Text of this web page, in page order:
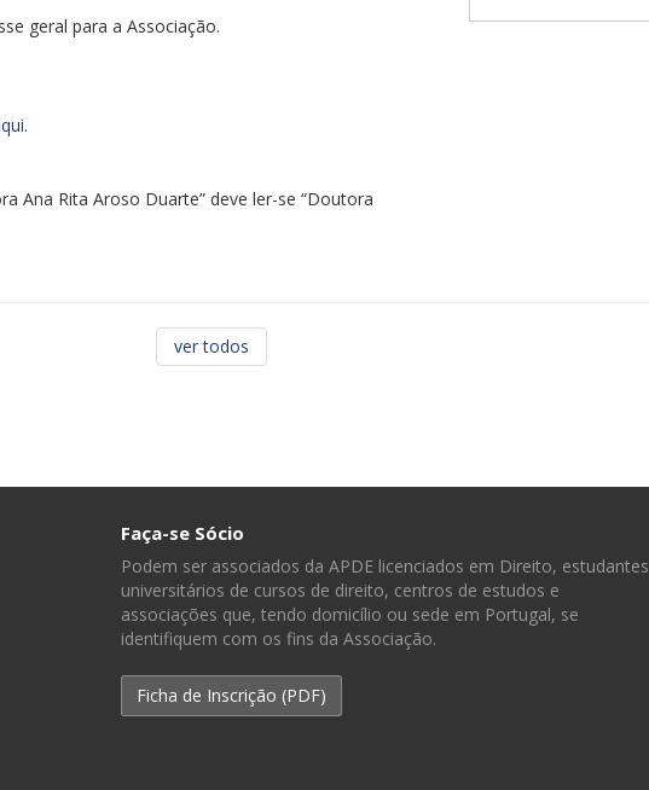
geral para a Associação.
.
Ana Rita Aroso Duarte” deve ler-se “Doutora
ver todos
Faça-se Sócio
Podem ser associados da APDE licenciados em Direito, estudantes
universitários de cursos de direito, centros de estudos e
associações que, tendo domicílio ou sede em Portugal, se
identifiquem com os fins da Associação.
Ficha de Inscrição (PDF)